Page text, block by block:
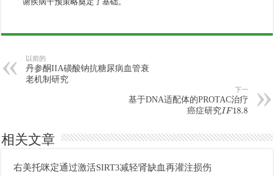
以前的
丹参酮IIA磺酸钠抗糖尿病血管衰
老机制研究
下一
基于DNA适配体的PROTAC治疗
癌症研究IF18.8
相关文章
右美托咪定通过激活SIRT3减轻肾缺血再灌注损伤